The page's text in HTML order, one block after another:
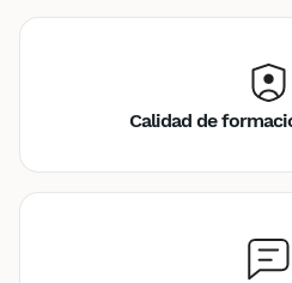
Calidad de